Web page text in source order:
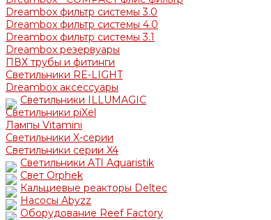
Dreambox фильтр системы 3.0
Dreambox фильтр системы 4.0
Dreambox фильтр системы 3.1
Dreambox резервуары
ПВХ трубы и фитинги
Светильники RE-LIGHT
Dreambox аксессуары
Светильники ILLUMAGIC
Светильники piXel
Лампы Vitamini
Светильники X-серии
Светильники серии X4
Светильники ATI Aquaristik
Свет Orphek
Кальциевые реакторы Deltec
Насосы Abyzz
Оборудование Reef Factory